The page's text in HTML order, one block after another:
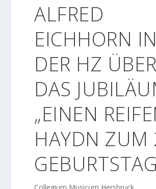
ALFRED
EICHHORN IN
DER HZ ÜBER
DAS
„EINEN
HAYDN ZUM